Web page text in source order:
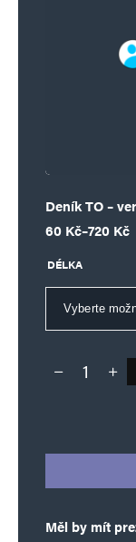
Deník TO –
60 Kč–720 Kč
Rozpětí cen:
DÉLKA
Deník TO –
Měl by mít